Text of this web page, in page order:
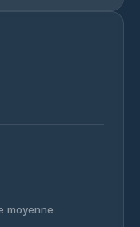
moyenne